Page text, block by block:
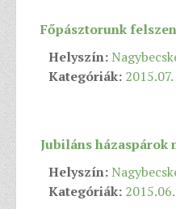
Főpásztorunk
Helyszín:
Kategóriák: 2015.07.
Jubiláns házaspárok
Helyszín:
Kategóriák: 2015.06.